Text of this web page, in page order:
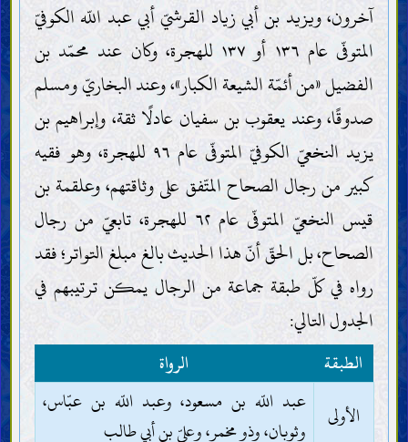
آخرون، ويزيد بن أبي زياد القرشيّ أبي عبد اللّه الكوفيّ
المتوفّى عام ١٣٦ أو ١٣٧ للهجرة، وكان عند محمّد بن
الفضيل «من أئمّة الشيعة الكبار»، وعند البخاريّ ومسلم
صدوقًا، وعند يعقوب بن سفيان عادلًا ثقة، وإبراهيم بن
يزيد النخعيّ الكوفيّ المتوفّى عام ٩٦ للهجرة، وهو فقيه
كبير من رجال الصحاح المتّفق على وثاقتهم، وعلقمة بن
قيس النخعيّ المتوفّى عام ٦٢ للهجرة، تابعيّ من رجال
الصحاح، بل الحقّ أنّ هذا الحديث بالغ مبلغ التواتر؛ فقد
رواه في كلّ طبقة جماعة من الرجال يمكن ترتيبهم في
الجدول التالي:
الطبقة
الرواة
الأولى
عبد اللّه بن مسعود، وعبد اللّه بن عبّاس،
وثوبان، وذو مخمر، وعليّ بن أبي طالب